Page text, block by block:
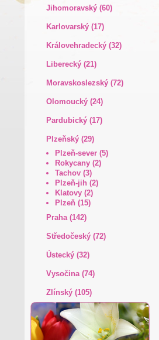
Jihomoravský (60)
Karlovarský (17)
Královehradecký (32)
Liberecký (21)
Moravskoslezský (72)
Olomoucký (24)
Pardubický (17)
Plzeňský (29)
Plzeň-sever (5)
Rokycany (2)
Tachov (3)
Plzeň-jih (2)
Klatovy (2)
Plzeň (15)
Praha (142)
Středočeský (72)
Ústecký (32)
Vysočina (74)
Zlínský (105)